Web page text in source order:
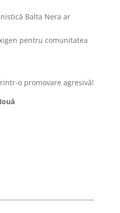
Balta Nera ar
pentru comunitatea
o promovare agresivă!